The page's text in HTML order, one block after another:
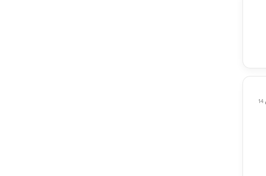
14